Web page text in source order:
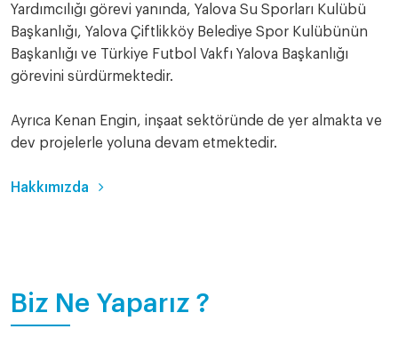
Yardımcılığı görevi yanında, Yalova Su Sporları Kulübü
Başkanlığı, Yalova Çiftlikköy Belediye Spor Kulübünün
Başkanlığı ve Türkiye Futbol Vakfı Yalova Başkanlığı
görevini sürdürmektedir.
Ayrıca Kenan Engin, inşaat sektöründe de yer almakta ve
dev projelerle yoluna devam etmektedir.
Hakkımızda
Biz Ne Yaparız ?